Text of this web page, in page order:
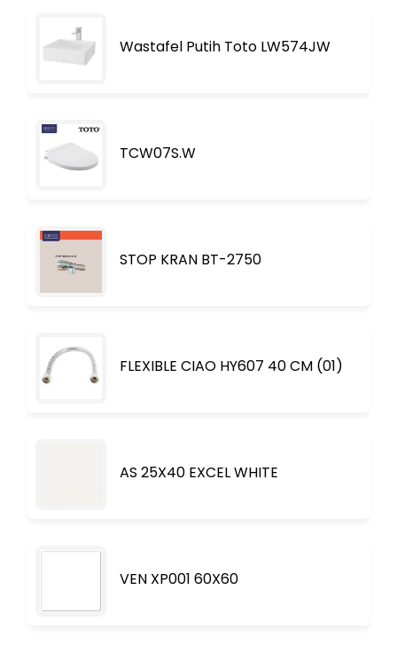
Wastafel Putih Toto LW574JW
TCW07S.W
STOP KRAN BT-2750
FLEXIBLE CIAO HY607 40 CM (01)
AS 25X40 EXCEL WHITE
VEN XP001 60X60